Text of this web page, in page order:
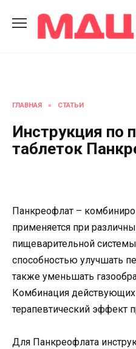
содержанию
ГЛАВНАЯ » СТАТЬИ
Инструкция по
таблеток
Панкреофлат –
применяется при
пищеварительной
способностью улучшать
также уменьшать
Комбинация
терапевтический эффект
Для Панкреофлата